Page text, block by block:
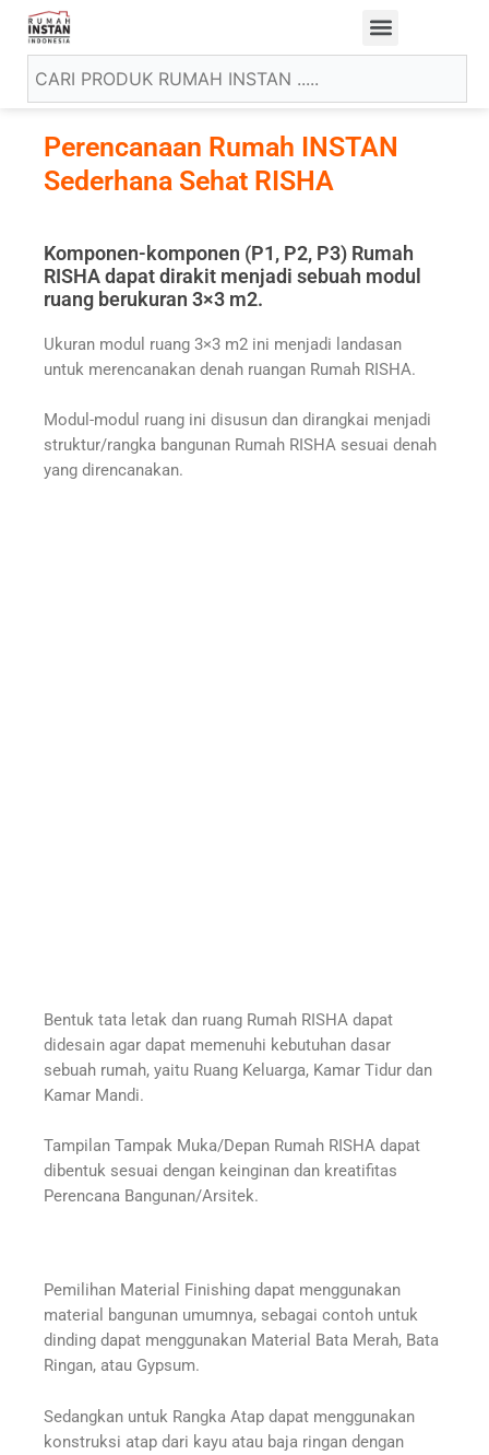
Perencanaan Rumah INSTAN
Sederhana Sehat RISHA
Komponen-komponen (P1, P2, P3) Rumah
RISHA dapat dirakit menjadi sebuah modul
ruang berukuran 3×3 m2.
Ukuran modul ruang 3×3 m2 ini menjadi landasan
untuk merencanakan denah ruangan Rumah RISHA.
Modul-modul ruang ini disusun dan dirangkai menjadi
struktur/rangka bangunan Rumah RISHA sesuai denah
yang direncanakan.
Bentuk tata letak dan ruang Rumah RISHA dapat
didesain agar dapat memenuhi kebutuhan dasar
sebuah rumah, yaitu Ruang Keluarga, Kamar Tidur dan
Kamar Mandi.
Tampilan Tampak Muka/Depan Rumah RISHA dapat
dibentuk sesuai dengan keinginan dan kreatifitas
Perencana Bangunan/Arsitek.
Pemilihan Material Finishing dapat menggunakan
material bangunan umumnya, sebagai contoh untuk
dinding dapat menggunakan Material Bata Merah, Bata
Ringan, atau Gypsum.
Sedangkan untuk Rangka Atap dapat menggunakan
konstruksi atap dari kayu atau baja ringan dengan